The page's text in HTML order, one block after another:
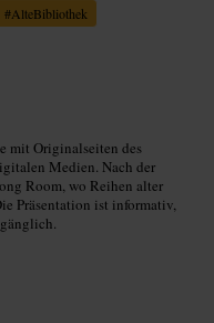
#AlteBibliothek
mit Originalseiten des
Medien. Nach der
Room, wo Reihen alter
Präsentation ist informativ,